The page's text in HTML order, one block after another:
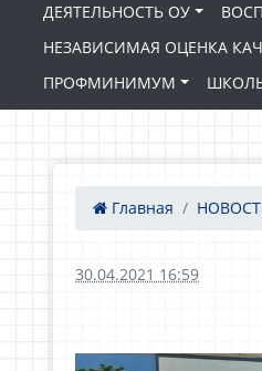
ДЕЯТЕЛЬНОСТЬ ОУ
НЕЗАВИСИМАЯ ОЦЕНКА
ПРОФМИНИМУМ
Главная
30.04.2021 16:59